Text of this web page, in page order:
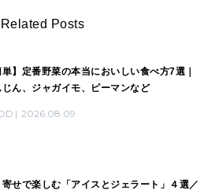
Related Posts
単】定番野菜の本当においしい食べ方7選｜
じん、ジャガイモ、ピーマンなど
2026.08.09
寄せで楽しむ「アイスとジェラート」４選／